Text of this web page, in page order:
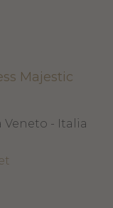
Majestic
Veneto - Italia